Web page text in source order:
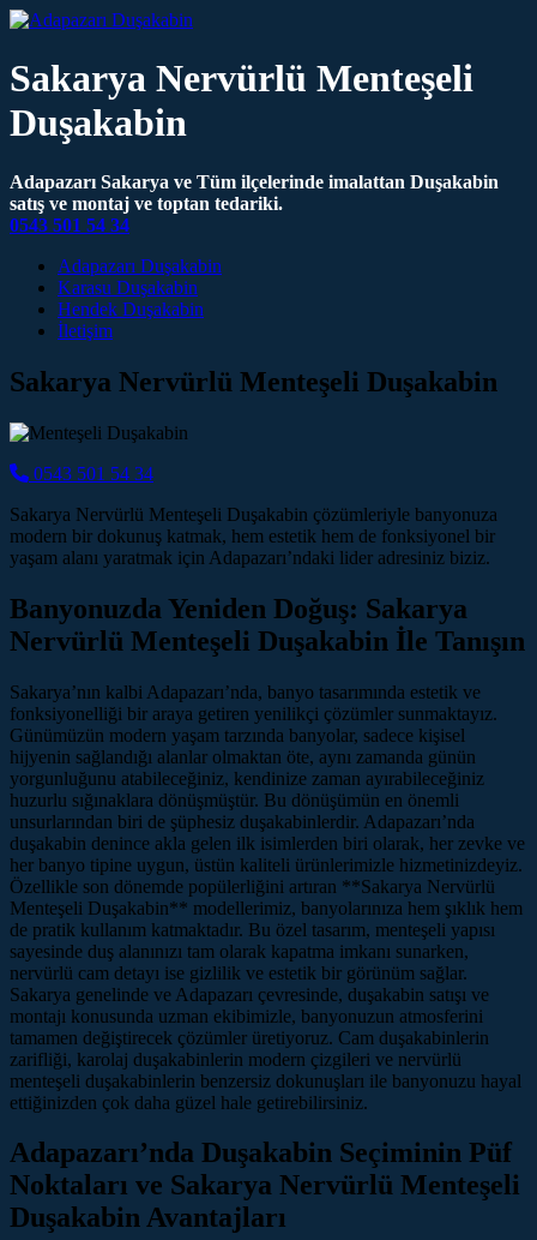
Sakarya Nervürlü Menteşeli
Duşakabin
Adapazarı Sakarya ve Tüm ilçelerinde imalattan Duşakabin
satış ve montaj ve toptan tedariki.
0543 501 54 34
Main Navigation
Adapazarı Duşakabin
Karasu Duşakabin
Hendek Duşakabin
İletişim
Sakarya Nervürlü Menteşeli Duşakabin
0543 501 54 34
Sakarya Nervürlü Menteşeli Duşakabin çözümleriyle banyonuza
modern bir dokunuş katmak, hem estetik hem de fonksiyonel bir
yaşam alanı yaratmak için Adapazarı’ndaki lider adresiniz biziz.
Banyonuzda Yeniden Doğuş: Sakarya
Nervürlü Menteşeli Duşakabin İle Tanışın
Sakarya’nın kalbi Adapazarı’nda, banyo tasarımında estetik ve
fonksiyonelliği bir araya getiren yenilikçi çözümler sunmaktayız.
Günümüzün modern yaşam tarzında banyolar, sadece kişisel
hijyenin sağlandığı alanlar olmaktan öte, aynı zamanda günün
yorgunluğunu atabileceğiniz, kendinize zaman ayırabileceğiniz
huzurlu sığınaklara dönüşmüştür. Bu dönüşümün en önemli
unsurlarından biri de şüphesiz duşakabinlerdir. Adapazarı’nda
duşakabin denince akla gelen ilk isimlerden biri olarak, her zevke ve
her banyo tipine uygun, üstün kaliteli ürünlerimizle hizmetinizdeyiz.
Özellikle son dönemde popülerliğini artıran **Sakarya Nervürlü
Menteşeli Duşakabin** modellerimiz, banyolarınıza hem şıklık hem
de pratik kullanım katmaktadır. Bu özel tasarım, menteşeli yapısı
sayesinde duş alanınızı tam olarak kapatma imkanı sunarken,
nervürlü cam detayı ise gizlilik ve estetik bir görünüm sağlar.
Sakarya genelinde ve Adapazarı çevresinde, duşakabin satışı ve
montajı konusunda uzman ekibimizle, banyonuzun atmosferini
tamamen değiştirecek çözümler üretiyoruz. Cam duşakabinlerin
zarifliği, karolaj duşakabinlerin modern çizgileri ve nervürlü
menteşeli duşakabinlerin benzersiz dokunuşları ile banyonuzu hayal
ettiğinizden çok daha güzel hale getirebilirsiniz.
Adapazarı’nda Duşakabin Seçiminin Püf
Noktaları ve Sakarya Nervürlü Menteşeli
Duşakabin Avantajları